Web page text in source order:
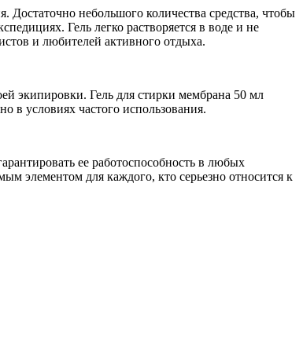
Достаточно небольшого количества средства, чтобы
Гель легко растворяется в воде и не
и любителей активного отдыха.
экипировки. Гель для стирки мембрана 50 мл
в условиях частого использования.
ее работоспособность в любых
элементом для каждого, кто серьезно относится к